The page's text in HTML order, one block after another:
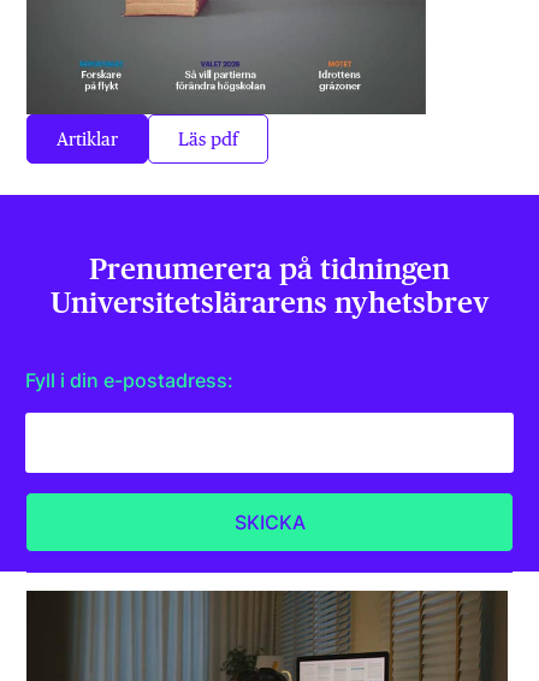
Artiklar Läs pdf
Prenumerera på tidningen
Universitets­lärarens nyhetsbrev
Fyll i din e-postadress: